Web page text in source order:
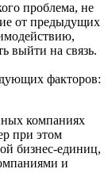
проблема, не
от предыдущих
выйти на связь.
факторов:
компаниях
при этом
бизнес-единиц,
и